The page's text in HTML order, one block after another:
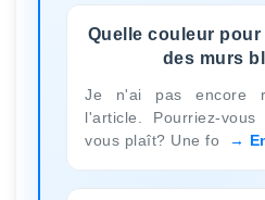
Quelle couleur
des murs
Je n'ai pas encore
l'article. Pourriez-
vous plaît? Une fo